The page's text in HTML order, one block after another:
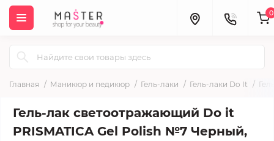
0
Главная Маникюр и педикюр Гель-лаки Гель-лаки Do It
Гель-лак светоотражающий Do it
PRISMATICA Gel Polish №7 Черный,